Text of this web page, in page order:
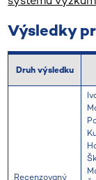
Výsledky
Druh výsledku
Recenzovaný